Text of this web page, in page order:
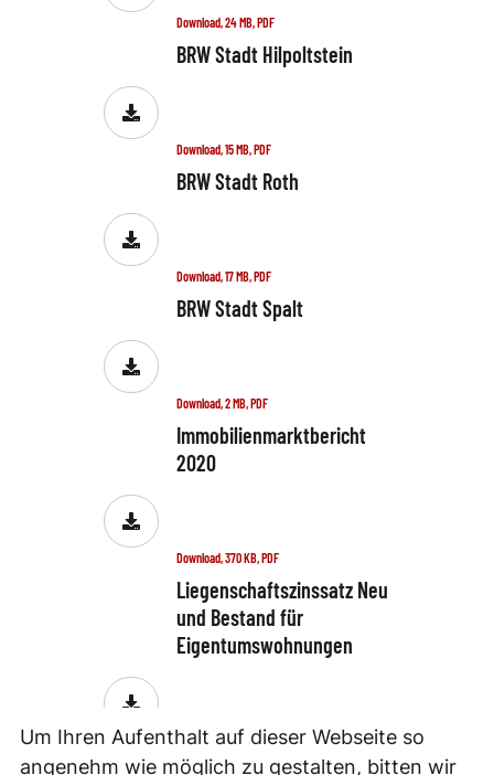
Download, 24 MB, PDF
BRW Stadt Hilpoltstein
Download, 15 MB, PDF
BRW Stadt Roth
Download, 17 MB, PDF
BRW Stadt Spalt
Download, 2 MB, PDF
Immobilienmarktbericht
2020
Download, 370 KB, PDF
Liegenschaftszinssatz Neu
und Bestand für
Eigentumswohnungen
Um Ihren Aufenthalt auf dieser Webseite so
angenehm wie möglich zu gestalten, bitten wir